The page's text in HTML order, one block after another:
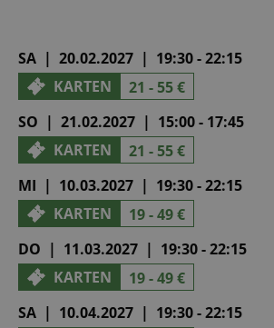
SA | 20.02.2027 | 19:30 - 22:15
KARTEN
21 - 55 €
SO | 21.02.2027 | 15:00 - 17:45
KARTEN
21 - 55 €
MI | 10.03.2027 | 19:30 - 22:15
KARTEN
19 - 49 €
DO | 11.03.2027 | 19:30 - 22:15
KARTEN
19 - 49 €
SA | 10.04.2027 | 19:30 - 22:15